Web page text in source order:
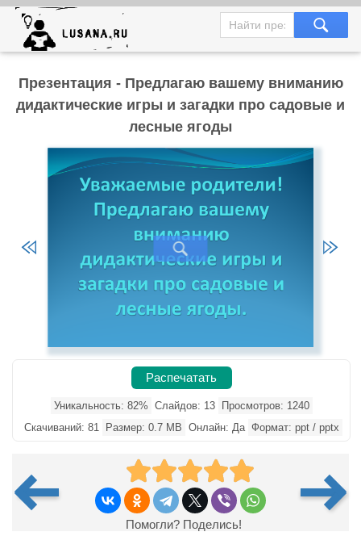
Презентация - Предлагаю вашему вниманию
дидактические игры и загадки про садовые и
лесные ягоды
Распечатать
Уникальность: 82% Слайдов: 13
Просмотров: 1240
Скачиваний: 81
Размер: 0.7 MB Онлайн: Да Формат: ppt / pptx
Помогли? Поделись!